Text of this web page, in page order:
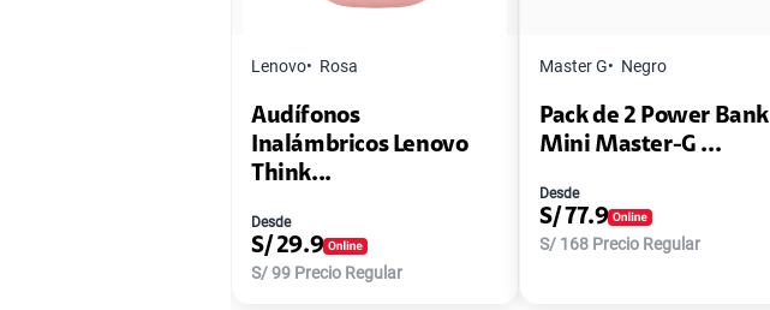
Lenovo Rosa
Audífonos
Inalámbricos Lenovo
Think...
Desde
S/ 29.9
S/99 Precio Regular
Master G Negro
Pack de 2 Power Bank
Mini Master-G ...
Desde
S/77.9
S/ 168 Precio Regular